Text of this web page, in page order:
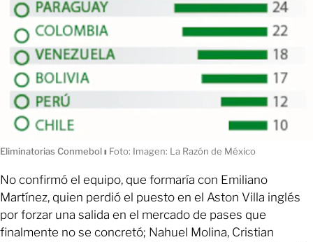
Eliminatorias Conmebolı Foto: Imagen: La Razón de México
No confirmó el equipo, que formaría con Emiliano
Martínez, quien perdió el puesto en el Aston Villa inglés
por forzar una salida en el mercado de pases que
finalmente no se concretó; Nahuel Molina, Cristian